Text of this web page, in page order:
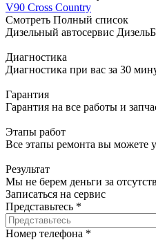
V90 Cross Country
Смотреть Полный список
Дизельный автосервис
Диагностика
Диагностика при вас за 30
Гарантия
Гарантия на все работы и
Этапы работ
Все этапы ремонта вы можете
Результат
Мы не берем деньги за
Записаться на сервис
Представьтесь *
Номер телефона *